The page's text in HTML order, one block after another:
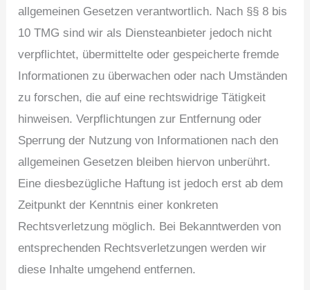
allgemeinen Gesetzen verantwortlich. Nach §§ 8 bis
10 TMG sind wir als Diensteanbieter jedoch nicht
verpflichtet, übermittelte oder gespeicherte fremde
Informationen zu überwachen oder nach Umständen
zu forschen, die auf eine rechtswidrige Tätigkeit
hinweisen. Verpflichtungen zur Entfernung oder
Sperrung der Nutzung von Informationen nach den
allgemeinen Gesetzen bleiben hiervon unberührt.
Eine diesbezügliche Haftung ist jedoch erst ab dem
Zeitpunkt der Kenntnis einer konkreten
Rechtsverletzung möglich. Bei Bekanntwerden von
entsprechenden Rechtsverletzungen werden wir
diese Inhalte umgehend entfernen.